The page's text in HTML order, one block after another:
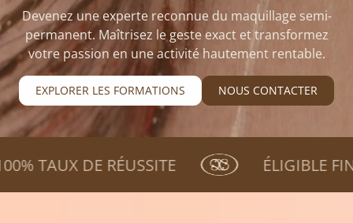
Devenez une experte reconnue du maquillage semi-
permanent. Maîtrisez le geste exact et transformez
votre passion en une activité hautement rentable.
EXPLORER LES FORMATIONS NOUS CONTACTER
N°1 MONDIALE PHIBROWS